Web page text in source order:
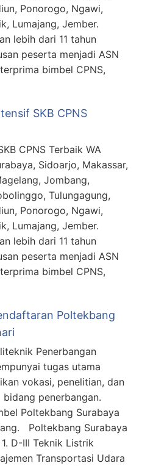
Ponorogo, Ngawi,
Lumajang, Jember.
lebih dari 11 tahun
peserta menjadi ASN
bimbel CPNS,
SKB CPNS
CPNS Terbaik WA
Sidoarjo, Makassar,
Jombang,
Tulungagung,
Ponorogo, Ngawi,
Lumajang, Jember.
lebih dari 11 tahun
peserta menjadi ASN
bimbel CPNS,
Poltekbang
Penerbangan
tugas utama
vokasi, penelitian, dan
penerbangan.
Poltekbang Surabaya
Poltekbang Surabaya
D-III Teknik Listrik
Transportasi Udara